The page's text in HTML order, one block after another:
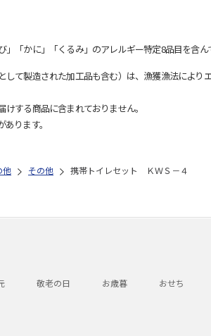
「かに」「くるみ」のアレルギー特定8品目を含ん
て製造された加工品も含む）は、漁獲漁法により
する商品に含まれておりません。
ります。
他 その他 携帯トイレセット ＫＷＳ－４
敬老の日 お歳暮 おせち